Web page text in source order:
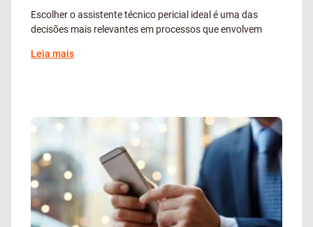
Escolher o assistente técnico pericial ideal é uma das
decisões mais relevantes em processos que envolvem
Leia mais